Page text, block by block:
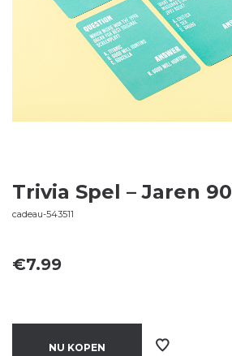
Trivia Spel – Jaren 90
cadeau-543511
€7.99
NU KOPEN